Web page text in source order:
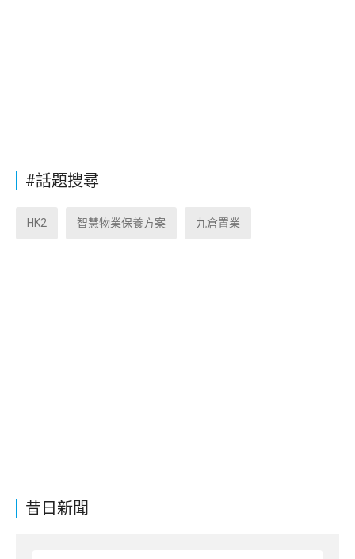
昔日新聞
#話題搜尋
HK2 智慧物業保養方案 九倉置業